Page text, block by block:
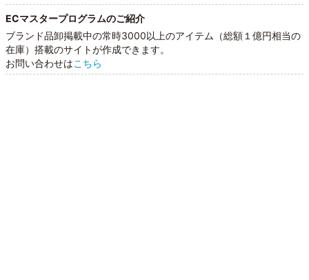
ECマスタープログラムのご紹介
ブランド品卸掲載中の常時3000以上のアイテム（総額１億円相当の
在庫）搭載のサイトが作成できます。
お問い合わせはこちら